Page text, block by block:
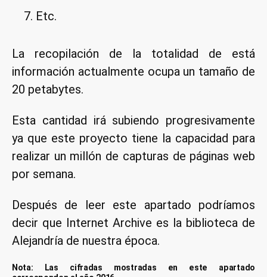
Etc.
La recopilación de la totalidad de está
información actualmente ocupa un tamaño de
20 petabytes.
Esta cantidad irá subiendo progresivamente
ya que este proyecto tiene la capacidad para
realizar un millón de capturas de páginas web
por semana.
Después de leer este apartado podríamos
decir que Internet Archive es la biblioteca de
Alejandría de nuestra época.
Nota: Las cifradas mostradas en este apartado